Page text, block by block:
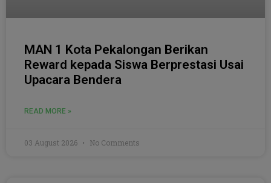
MAN 1 Kota Pekalongan Berikan
Reward kepada Siswa Berprestasi Usai
Upacara Bendera
READ MORE »
03 August 2026 No Comments